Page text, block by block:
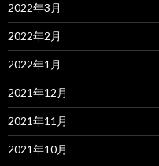
2022年3月
2022年2月
2022年1月
2021年12月
2021年11月
2021年10月